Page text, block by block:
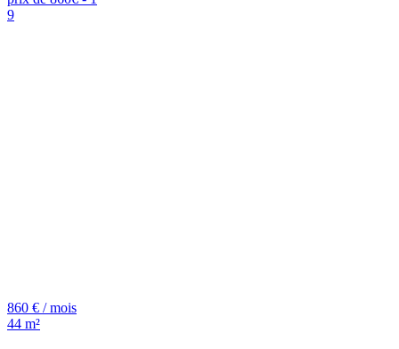
9
860 € / mois
44 m²